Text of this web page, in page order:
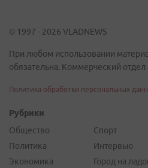
© 1997 - 2026 VLADNEWS
При любом использовании
обязательна. Коммерческий
Политика обработки персональных
Рубрики
Общество
Политика
Экономика
Спорт
Интервью
Город на